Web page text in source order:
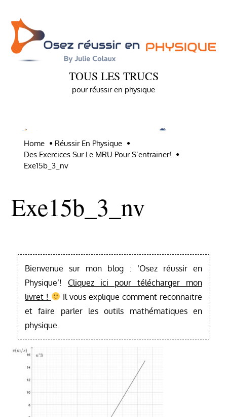
content
TOUS LES TRUCS
pour réussir en physique
Home
Réussir En Physique
Des Exercices Sur Le MRU Pour S’entrainer!
Exe15b_3_nv
Exe15b_3_nv
Bienvenue sur mon blog : ‘Osez réussir en
Physique’! Cliquez ici pour télécharger mon
livret !
Il vous explique comment reconnaitre
et faire parler les outils mathématiques en
physique.